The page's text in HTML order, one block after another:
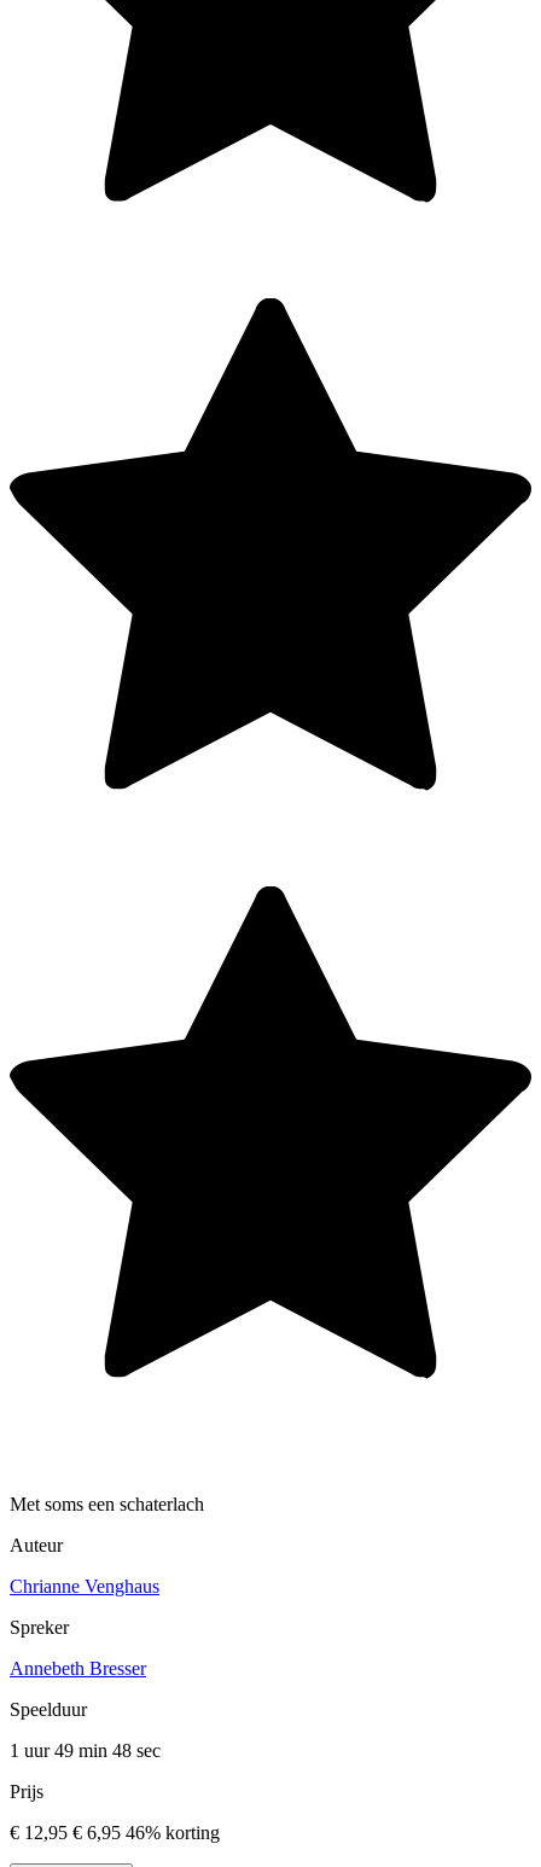
Met soms een schaterlach
Auteur
Chrianne Venghaus
Spreker
Annebeth Bresser
Speelduur
1 uur 49 min 48 sec
Prijs
€ 12,95 € 6,95 46% korting